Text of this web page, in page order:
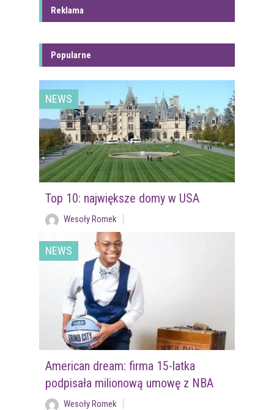
Reklama
Popularne
NEWS
Top 10: największe domy w USA
Wesoły Romek
NEWS
American dream: firma 15-latka
podpisała milionową umowę z NBA
Wesoły Romek